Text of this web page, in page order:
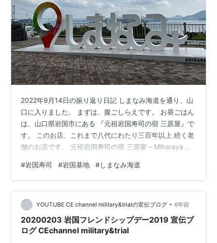
2022年9月14日の振り返り日記 しまなみ海道を通り、山
口に入りました。 まずは、腹ごしらえです。 お昼ごはん
は、山口県岩国市にある 『元祖岩国寿司の宿 三原屋』で
す。 このお店、これまで八代にわたり三百年以上 続く老
舗のお店です。 元祖岩国寿司の宿 三原家 – Miharaya 歴
作る 岩国寿司の実演を目の前で見せて頂き、 足で押して
押して仕上げていきます。 この大きな「のこぎり」のよ
うな刃で切り分けていきます。 メンバーも、初めてみる
その様子をカメラに収めようと 写真撮影タイムとなりま
した。 そして創業当時と変わらないといわれている味
を…
#岩国寿司 #岩国基地 #しまなみ海道
YOUTUBE CE channel military&trialの宣伝ブログ • 6年前
20200203 岩国フレンドシップデー2019 宣伝ブ
ログ CEchannel military&trial